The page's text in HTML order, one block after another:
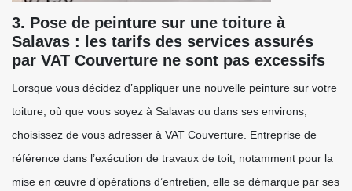
3. Pose de peinture sur une toiture à
Salavas : les tarifs des services assurés
par VAT Couverture ne sont pas excessifs
Lorsque vous décidez d’appliquer une nouvelle peinture sur votre
toiture, où que vous soyez à Salavas ou dans ses environs,
choisissez de vous adresser à VAT Couverture. Entreprise de
référence dans l’exécution de travaux de toit, notamment pour la
mise en œuvre d’opérations d’entretien, elle se démarque par ses